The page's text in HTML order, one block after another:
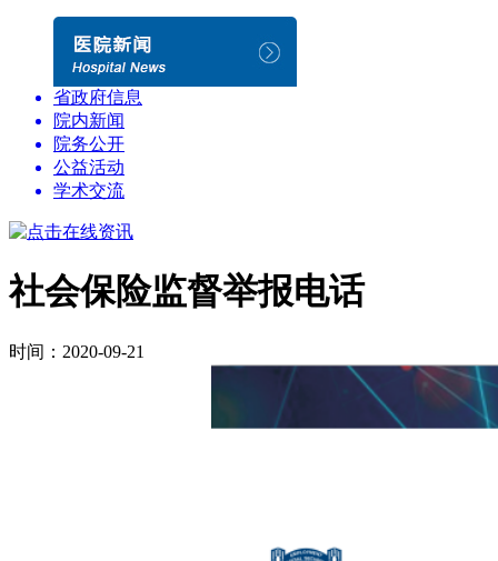
省政府信息
院内新闻
院务公开
公益活动
学术交流
社会保险监督举报电话
时间：2020-09-21